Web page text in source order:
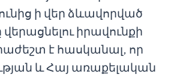
ի վեր ձևավորված
իրավունքի
է հասկանալ, որ
և Հայ առաքելական